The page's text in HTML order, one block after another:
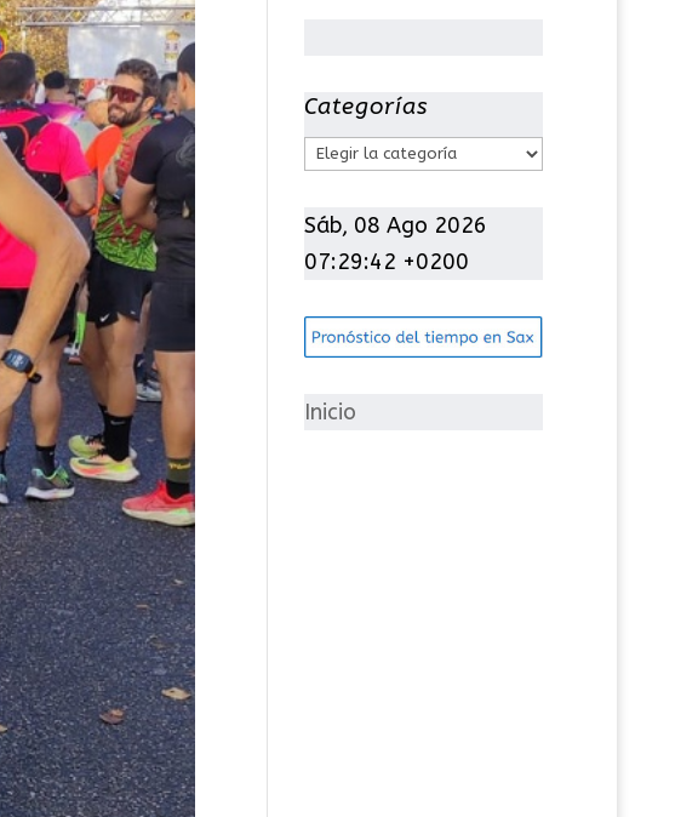
Categorías
C
t
e
o
í
Sáb, 08 Ago 2026
07:29:43 +0200
Inicio